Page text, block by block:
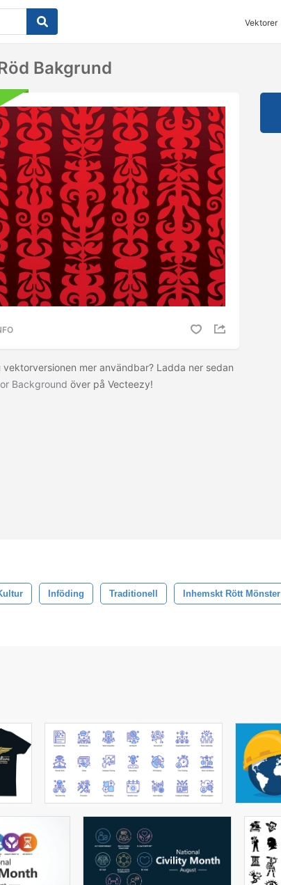
Vektorer
Bakgrund
vektorversionen mer användbar? Ladda ner sedan
Background över på Vecteezy!
Inföding Traditionell Inhemskt Rött Mönster